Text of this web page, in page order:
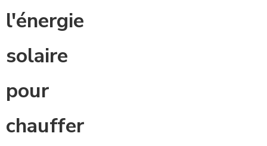
l'énergie
solaire
pour
chauffer